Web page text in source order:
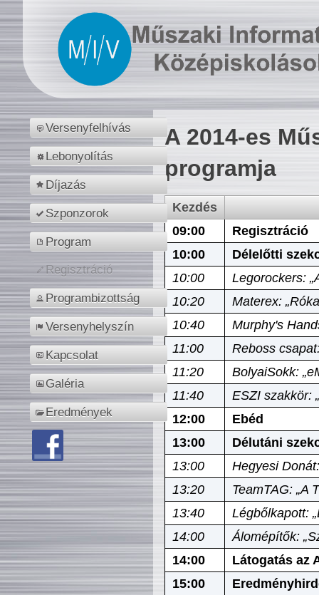
Versenyfelhívás
Lebonyolítás
Díjazás
Szponzorok
Program
Regisztráció
Programbizottság
Versenyhelyszín
Kapcsolat
Galéria
Eredmények
A 2014-es
programja
Kezdés
09:00
Regisztráció
10:00
Délelőtti
10:00
Legorockers:
10:20
Materex:
10:40
Murphy's
11:00
Reboss
11:20
BolyaiSokk:
11:40
ESZI szakkör:
12:00
Ebéd
13:00
Délutáni
13:00
Hegyesi
13:20
TeamTAG: „A
13:40
Légbőlkapott:
14:00
Álomépítők:
14:00
Látogatás az
15:00